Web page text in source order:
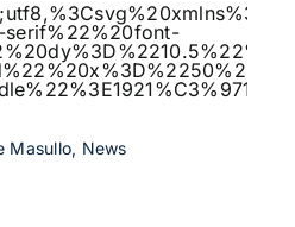
serif%22%20font-
Masullo, News